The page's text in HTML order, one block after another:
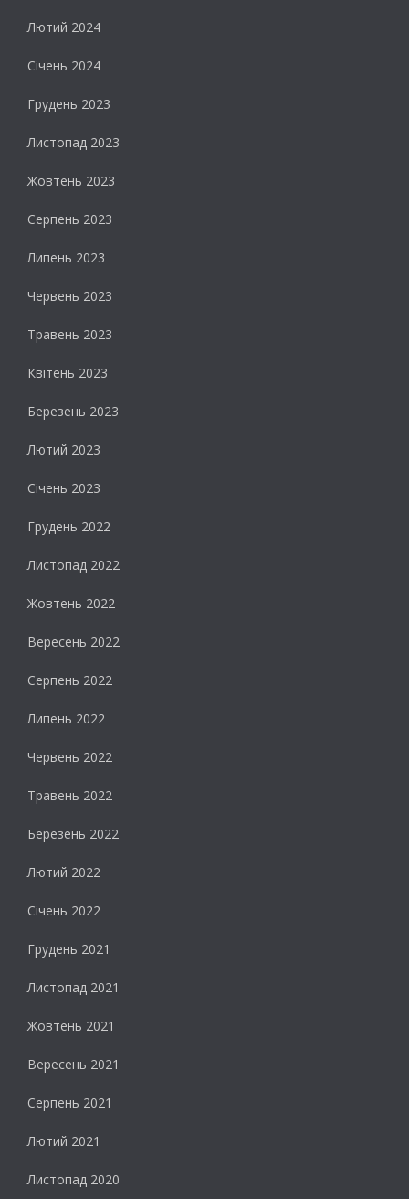
Лютий 2024
Січень 2024
Грудень 2023
Листопад 2023
Жовтень 2023
Серпень 2023
Липень 2023
Червень 2023
Травень 2023
Квітень 2023
Березень 2023
Лютий 2023
Січень 2023
Грудень 2022
Листопад 2022
Жовтень 2022
Вересень 2022
Серпень 2022
Липень 2022
Червень 2022
Травень 2022
Березень 2022
Лютий 2022
Січень 2022
Грудень 2021
Листопад 2021
Жовтень 2021
Вересень 2021
Серпень 2021
Лютий 2021
Листопад 2020